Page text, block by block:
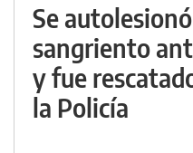
Se
sangriento
y fue
la Policía